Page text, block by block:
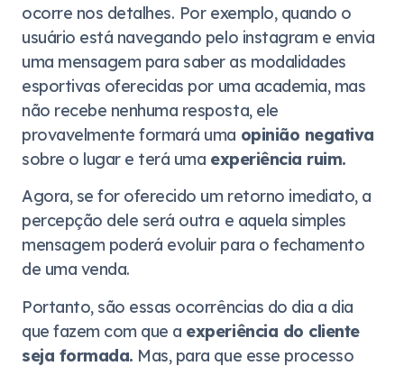
ocorre nos detalhes. Por exemplo, quando o
usuário está navegando pelo instagram e envia
uma mensagem para saber as modalidades
esportivas oferecidas por uma academia, mas
não recebe nenhuma resposta, ele
provavelmente formará uma opinião negativa
sobre o lugar e terá uma experiência ruim.
Agora, se for oferecido um retorno imediato, a
percepção dele será outra e aquela simples
mensagem poderá evoluir para o fechamento
de uma venda.
Portanto, são essas ocorrências do dia a dia
que fazem com que a experiência do cliente
seja formada. Mas, para que esse processo